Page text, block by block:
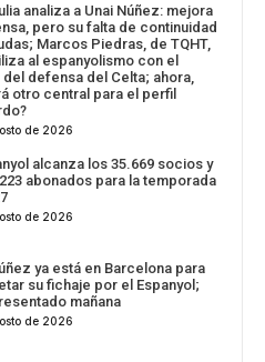
analiza a Unai Núñez: mejora
pero su falta de continuidad
Marcos Piedras, de TQHT,
al espanyolismo con el
defensa del Celta; ahora,
otro central para el perfil
de 2026
alcanza los 35.669 socios y
abonados para la temporada
de 2026
ya está en Barcelona para
su fichaje por el Espanyol;
mañana
de 2026